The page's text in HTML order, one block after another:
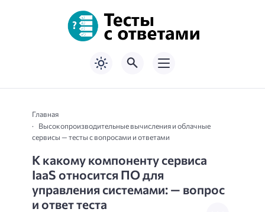
Главная
Высокопроизводительные вычисления и облачные
сервисы — тесты с вопросами и ответами
К какому компоненту сервиса
IaaS относится ПО для
управления системами: — вопрос
и ответ теста